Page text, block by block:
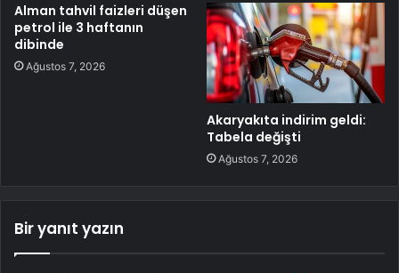
Alman tahvil faizleri düşen
petrol ile 3 haftanın
dibinde
Ağustos 7, 2026
Akaryakıta indirim geldi:
Tabela değişti
Ağustos 7, 2026
Bir yanıt yazın